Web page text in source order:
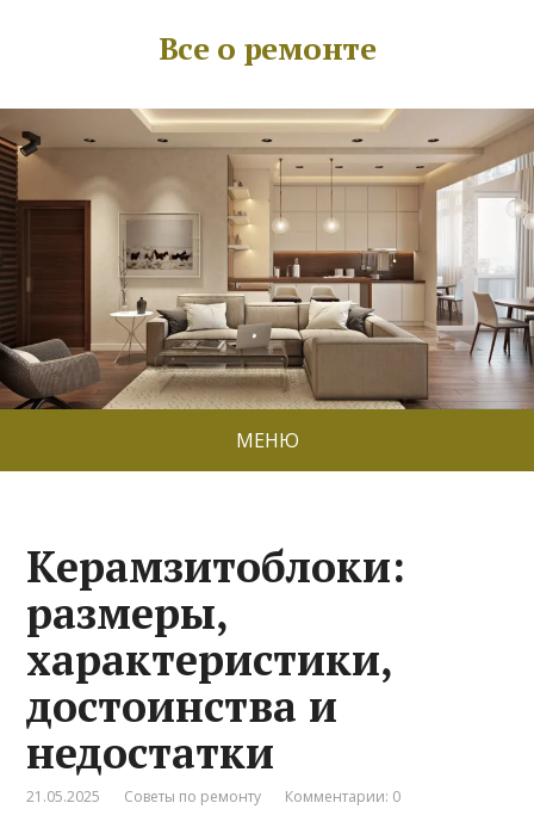
Все о ремонте
МЕНЮ
Керамзитоблоки:
размеры,
характеристики,
достоинства и
недостатки
21.05.2025 Советы по ремонту Комментарии: 0